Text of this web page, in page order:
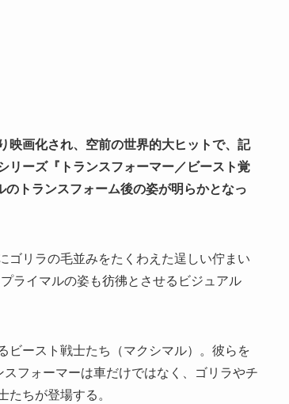
映画化され、空前の世界的大ヒットで、記
リーズ『トランスフォーマー／ビースト覚
トランスフォーム後の姿が明らかとなっ
ゴリラの毛並みをたくわえた逞しい佇まい
ライマルの姿も彷彿とさせるビジュアル
ビースト戦士たち（マクシマル）。彼らを
フォーマーは車だけではなく、ゴリラやチ
ちが登場する。